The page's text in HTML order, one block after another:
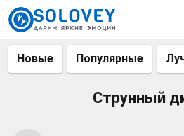
Новые Популярные
Струнный